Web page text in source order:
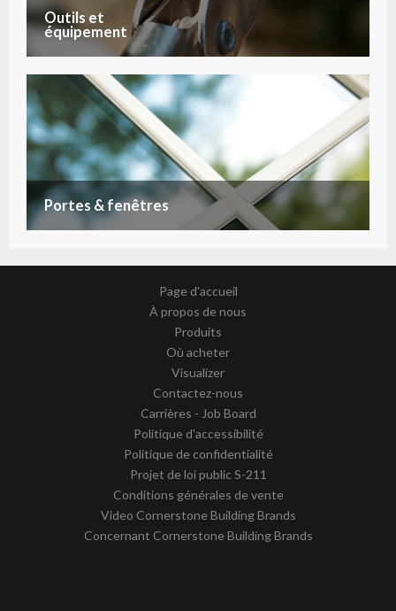
Outils et
équipement
Portes & fenêtres
Page d'accueil
À propos de nous
Produits
Où acheter
Visualizer
Contactez-nous
Carrières - Job Board
Politique d'accessibilité
Politique de confidentialité
Projet de loi public S-211
Conditions générales de vente
Video Cornerstone Building Brands
Concernant Cornerstone Building Brands